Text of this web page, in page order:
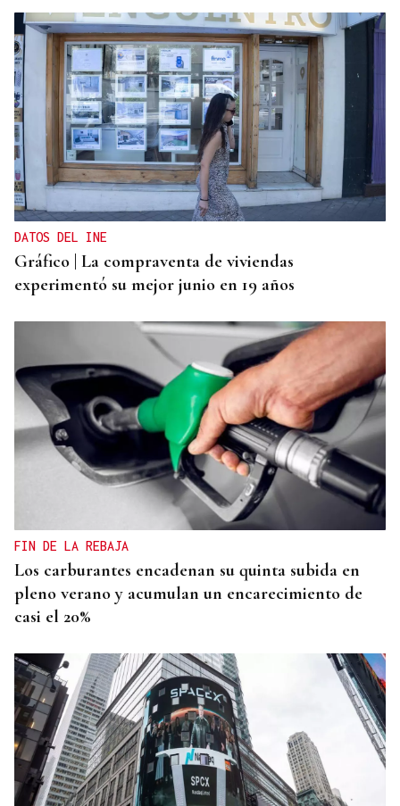
DATOS DEL INE
Gráfico | La compraventa de viviendas
experimentó su mejor junio en 19 años
FIN DE LA REBAJA
Los carburantes encadenan su quinta subida en
pleno verano y acumulan un encarecimiento de
casi el 20%